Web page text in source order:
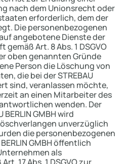
nach dem Unionsrecht oder
erforderlich, dem der
Die personenbezogenen
angebotene Dienste der
Art. 8 Abs. 1 DSGVO
oben genannten Gründe
Person die Löschung von
die bei der STREBAU
sind, veranlassen möchte,
an einen Mitarbeiter des
wenden. Der
GMBH wird
unverzüglich
die personenbezogenen
GMBH öffentlich
als